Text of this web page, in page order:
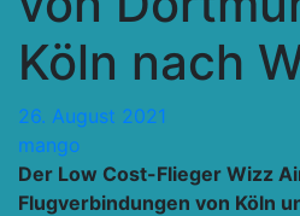
Köln nach
26. August 2021
mango
Der Low Cost-Flieger Wizz
Flugverbindungen von Köln